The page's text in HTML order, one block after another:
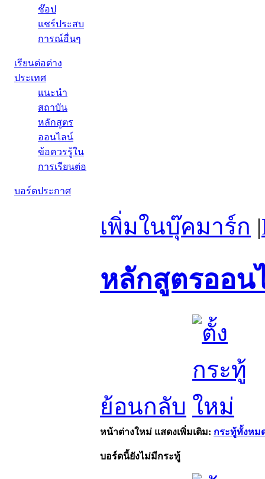
ช๊อป
แชร์ประสบ
การณ์อื่นๆ
เรียนต่อต่าง
ประเทศ
แนะนำ
สถาบัน
หลักสูตร
ออนไลน์
ข้อควรรู้ใน
การเรียนต่อ
บอร์ดประกาศ
เพิ่มในบุ๊คมาร์ก |
หลักสูตรออน
ย้อนกลับ
หน้าต่างใหม่ แสดงเพิ่มเติม: กระทู้ทั้งหม
บอร์ดนี้ยังไม่มีกระทู้